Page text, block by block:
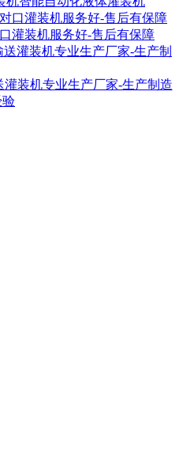
灌装机服务好-售后有保障
装机专业生产厂家-生产制造
验